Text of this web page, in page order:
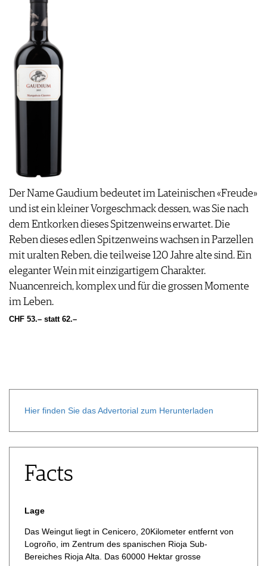
Der Name Gaudium bedeutet im Lateinischen «Freude»
und ist ein kleiner Vorgeschmack dessen, was Sie nach
dem Entkorken dieses Spitzenweins erwartet. Die
Reben dieses edlen Spitzenweins wachsen in Parzellen
mit uralten Reben, die teilweise 120 Jahre alte sind. Ein
eleganter Wein mit einzigartigem Charakter.
Nuancenreich, komplex und für die grossen Momente
im Leben.
CHF 53.– statt 62.–
Hier finden Sie das Advertorial zum Herunterladen
Facts
Lage
Das Weingut liegt in Cenicero, 20Kilometer entfernt von
Logroño, im Zentrum des spanischen Rioja Sub-
Bereiches Rioja Alta. Das 60000 Hektar grosse